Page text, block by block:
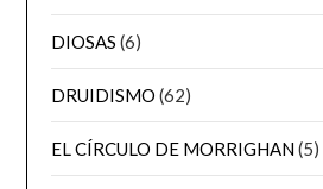
DIOSAS (6)
DRUIDISMO (62)
EL CÍRCULO DE MORRIGHAN(5)